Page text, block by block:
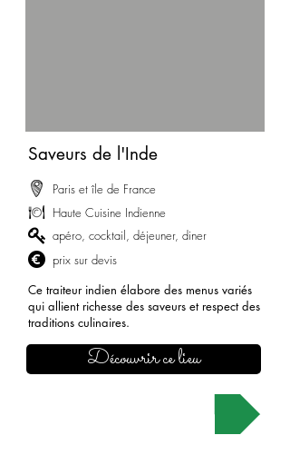
Saveurs de l'Inde
Paris et île de France
Haute Cuisine Indienne
apéro, cocktail, déjeuner, diner
prix sur devis
Ce traiteur indien élabore des menus variés
qui allient richesse des saveurs et respect des
traditions culinaires.
Découvrir ce lieu